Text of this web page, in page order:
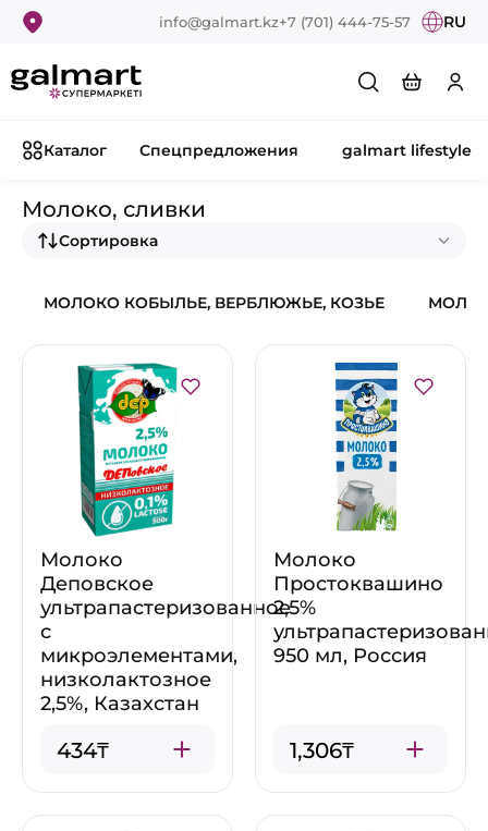
info@galmart.kz+7 (701) 444-75-57 RU
Каталог Спецпредложения galmart lifestyle
Молоко, сливки
Сортировка
МОЛОКО КОБЫЛЬЕ, ВЕРБЛЮЖЬЕ, КОЗЬЕ
Молоко
Деповское
ультрапастеризованное
с
микроэлементами,
низколактозное
2,5%, Казахстан
434₸
Молоко
Простоквашино
2,5%
950 мл, Россия
1,306₸